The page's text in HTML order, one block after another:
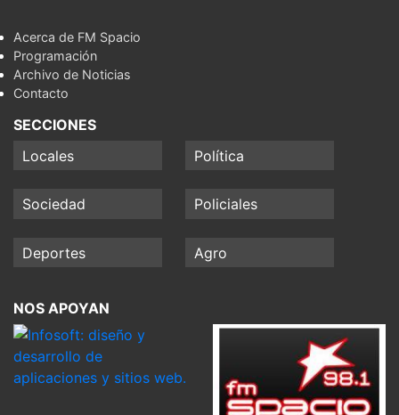
Acerca de FM Spacio
Programación
Archivo de Noticias
Contacto
SECCIONES
Locales
Política
Sociedad Policiales
Deportes Agro
NOS APOYAN